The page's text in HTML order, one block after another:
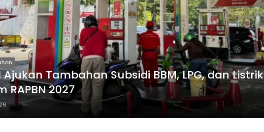
Ajukan Tambahan Subsidi BBM, LPG, dan Listrik
RAPBN 2027